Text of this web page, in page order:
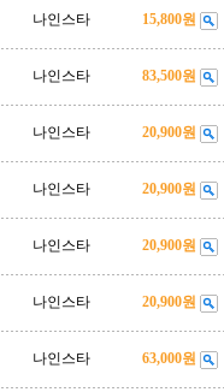
나인스타 15,800원
나인스타 83,500원
나인스타 20,900원
나인스타 20,900원
나인스타 20,900원
나인스타 20,900원
나인스타 63,000원